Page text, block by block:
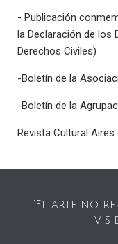
- Publicación
la Declaración de los
Derechos Civiles)
-Boletín de la
-Boletín de la
Revista Cultural Aires
"El arte no